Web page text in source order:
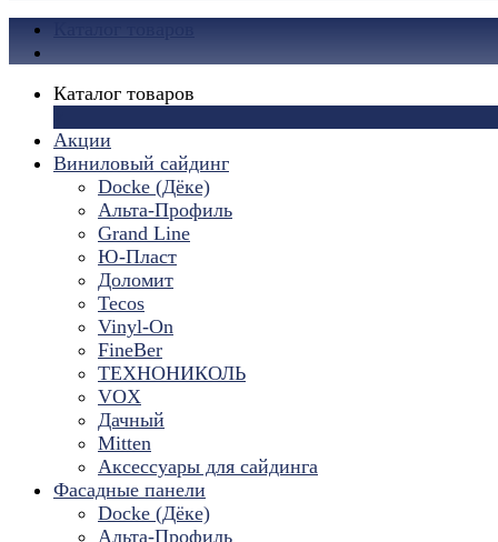
Каталог товаров
Акции
Виниловый сайдинг
Docke (Дёке)
Альта-Профиль
Grand Line
Ю-Пласт
Доломит
Tecos
Vinyl-On
FineBer
ТЕХНОНИКОЛЬ
VOX
Дачный
Mitten
Аксессуары для сайдинга
Фасадные панели
Docke (Дёке)
Альта-Профиль